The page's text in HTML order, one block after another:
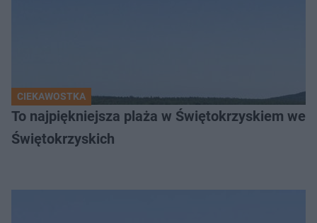
CIEKAWOSTKA
To najpiękniejsza plaża w Świętokrzyskiem
Świętokrzyskich